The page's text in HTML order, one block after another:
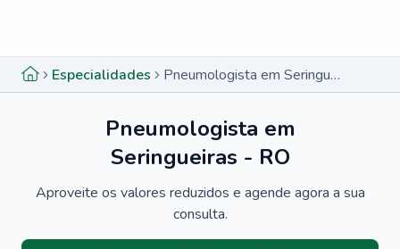
Especialidades Pneumologista em Seringueiras - RO
Pneumologista em
Seringueiras - RO
Aproveite os valores reduzidos e agende agora a sua
consulta.